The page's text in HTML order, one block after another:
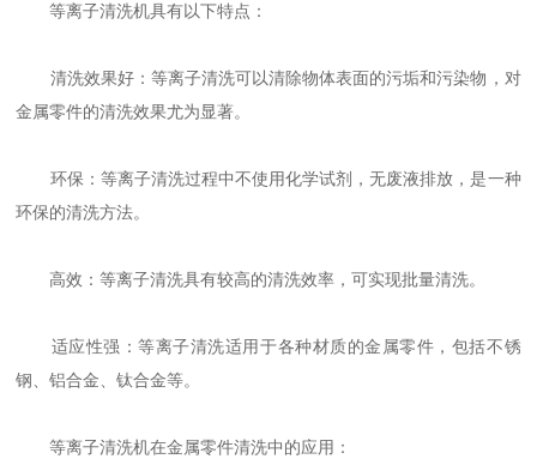
等离子清洗机具有以下特点：
清洗效果好：等离子清洗可以清除物体表面的污垢和污染物，对
金属零件的清洗效果尤为显著。
环保：等离子清洗过程中不使用化学试剂，无废液排放，是一种
环保的清洗方法。
高效：等离子清洗具有较高的清洗效率，可实现批量清洗。
适应性强：等离子清洗适用于各种材质的金属零件，包括不锈
钢、铝合金、钛合金等。
等离子清洗机在金属零件清洗中的应用：